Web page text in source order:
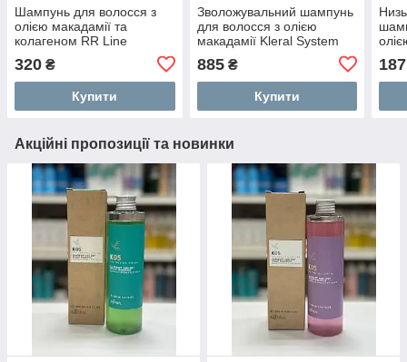
Шампунь для волосся з
олією макадамії та
колагеном RR Line
320 ₴
Купити
Зволожувальний шампунь
для волосся з олією
макадамії Kleral System
Hydrating Shampoo
1000мл
885₴
Купити
187
Акційні пропозиції та новинки